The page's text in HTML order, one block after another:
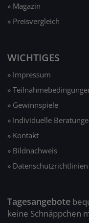
» Magazin
» Preisvergleich
WICHTIGES
» Impressum
»
» Gewinnspiele
» Individuelle
» Kontakt
» Bildnachweis
» Datenschutzrichtlinien
Tagesangebote
keine Schnäppchen